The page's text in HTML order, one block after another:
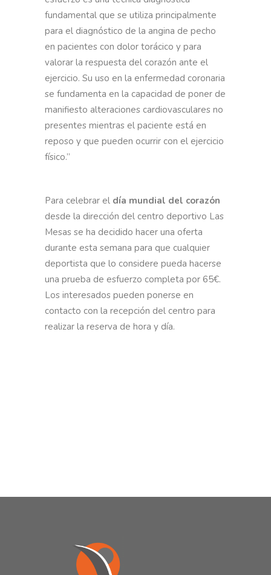
fundamental que se utiliza principalmente
para el diagnóstico de la angina de pecho
en pacientes con dolor torácico y para
valorar la respuesta del corazón ante el
ejercicio. Su uso en la enfermedad coronaria
se fundamenta en la capacidad de poner de
manifiesto alteraciones cardiovasculares no
presentes mientras el paciente está en
reposo y que pueden ocurrir con el ejercicio
físico.”
Para celebrar el día mundial del corazón
desde la dirección del centro deportivo Las
Mesas se ha decidido hacer una oferta
durante esta semana para que cualquier
deportista que lo considere pueda hacerse
una prueba de esfuerzo completa por 65€.
Los interesados pueden ponerse en
contacto con la recepción del centro para
realizar la reserva de hora y día.